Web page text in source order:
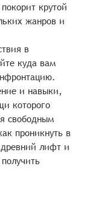
крутой
жанров и
в
куда вам
и навыки,
которого
свободным
проникнуть в
лифт и